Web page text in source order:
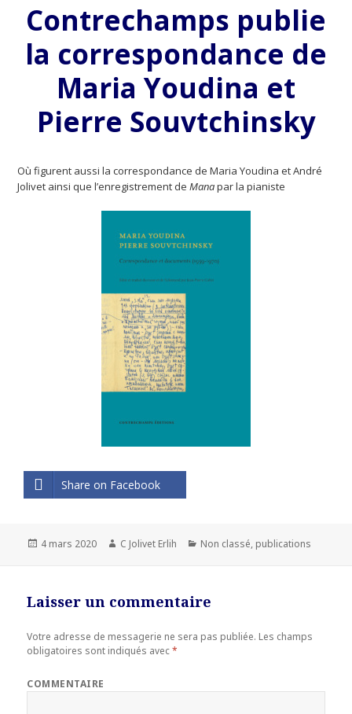
Contrechamps publie
la correspondance de
Maria Youdina et
Pierre Souvtchinsky
Où figurent aussi la correspondance de Maria Youdina et André
Jolivet ainsi que l’enregistrement deManapar la pianiste
Share on Facebook
Publié
4 mars 2020 Auteur
C Jolivet Erlih Catégories
Non classé, publications
Laisser un commentaire
Votre adresse de messagerie ne sera pas publiée. Les champs
obligatoires sont indiqués avec*
COMMENTAIRE